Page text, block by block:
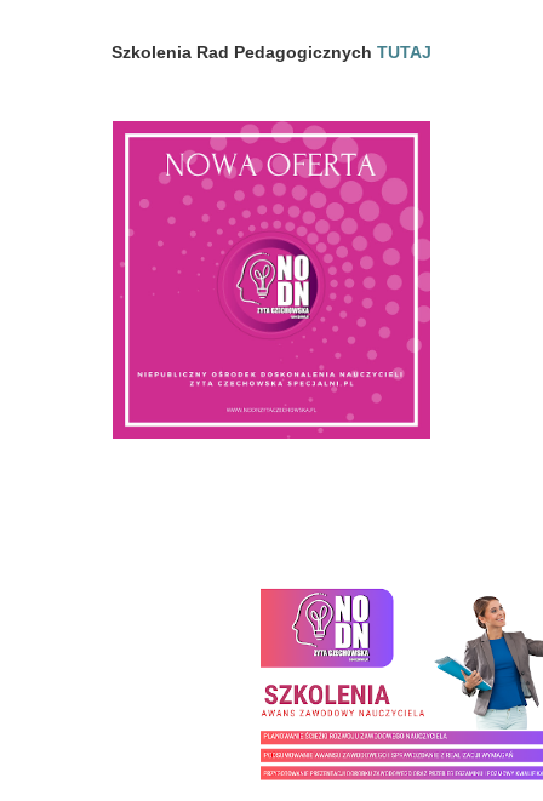
Szkolenia Rad Pedagogicznych TUTAJ